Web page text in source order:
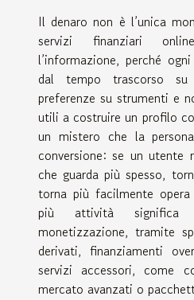
Il denaro non è l’unica
servizi finanziari
l’informazione, perché
dal tempo trascorso
preferenze su strumenti e
utili a costruire un profilo
un mistero che la
conversione: se un utente
che guarda più spesso,
torna più facilmente
più attività
monetizzazione, tramite
derivati, finanziamenti
servizi accessori, come
mercato avanzati o